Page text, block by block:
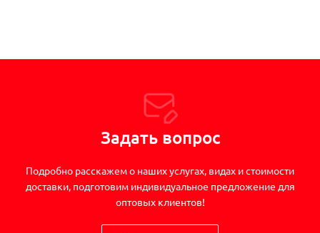
Задать вопрос
Подробно расскажем о наших услугах, видах и стоимости
доставки, подготовим индивидуальное предложение для
оптовых клиентов!